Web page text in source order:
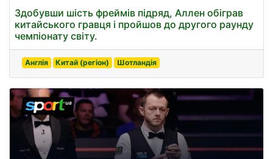
Здобувши шість фреймів підряд, Аллен обіграв
китайського гравця і пройшов до другого раунду
чемпіонату світу.
Англія Китай (регіон) Шотландія